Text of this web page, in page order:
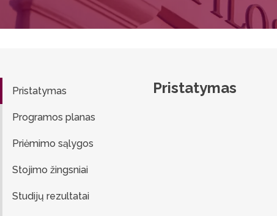
Pristatymas
Programos planas
Priėmimo sąlygos
Stojimo žingsniai
Studijų rezultatai
Pristatymas